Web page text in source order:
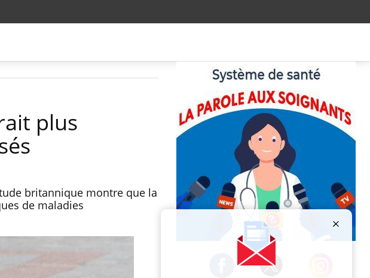
plus
britannique montre que la
de maladies